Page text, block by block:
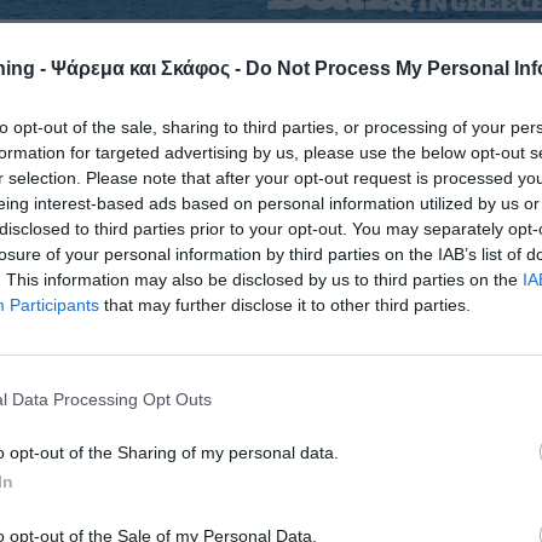
- Ψάρεμα και Σκάφος - Do Not Process My Personal
opt-out of the sale, sharing to third parties, or processing of your
for targeted advertising by us, please use the below opt-out
selection. Please note that after your opt-out request is processed
interest-based ads based on personal information utilized by us
to third parties prior to your opt-out. You may separately
of your personal information by third parties on the IAB’s list of
This information may also be disclosed by us to third parties on the
Participants that may further disclose it to other third parties.
Data Processing Opt Outs
opt-out of the Sharing of my personal data.
opt-out of the Sale of my Personal Data.
στο φετινό Ατομικό Πανελλήνιο Πρωτάθλημα Υποβρύχιας
επίσημη λίστα χορηγών βοηθώντας έμπρακτα τον αγώνα.
Πρωτάθληματος Υποβρύχιας Αλιείας Ανδρώνέχουν και
να υποστηρίξουν έμπρακτα τον αγώνα.
MEISTER, τηνPATHOS , τηνBNP DIVE, τηνDIVE360και
Ιουνίου σε θαλάσσια περιοχή του Λαυρίου από
και Αθλητικής Αλιείας (Ε.Ο.Υ.Δ.Α.) και τον σύλλογο
για την συμμετοχή σας ή για όποια άλλη πληροφορία
του Γλαύκου, Γιάννη Καραμπάση στο 6909149045
ΣΧΕΤΙΚΑ ΜΕ ΤΟΝ ΑΓΩΝΑ ΕΔΩ